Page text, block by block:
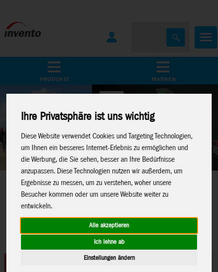
Ihre Privatsphäre ist uns wichtig
Diese Website verwendet Cookies und Targeting Technologien,
um Ihnen ein besseres Internet-Erlebnis zu ermöglichen und
die Werbung, die Sie sehen, besser an Ihre Bedürfnisse
anzupassen. Diese Technologien nutzen wir außerdem, um
Ergebnisse zu messen, um zu verstehen, woher unsere
Besucher kommen oder um unsere Website weiter zu
entwickeln.
Alle akzeptieren
Ich lehne ab
Einstellungen ändern
Metal Earth
Perfekte 3D-Metalmodelle für Modellbau-Fans